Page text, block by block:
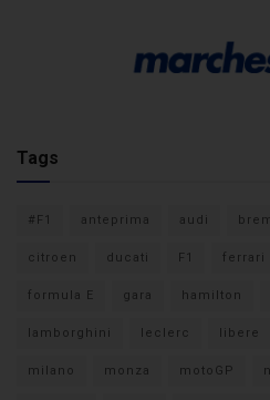
Tags
#F1 anteprima audi
citroen ducati F1 ferrari
formula E gara hamilton
lamborghini leclerc libere
milano monza motoGP